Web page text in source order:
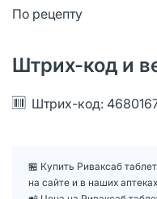
По рецепту
Штрих-код и
Штрих-код:
🏪 Купить Риваксаб
на сайте и в наших